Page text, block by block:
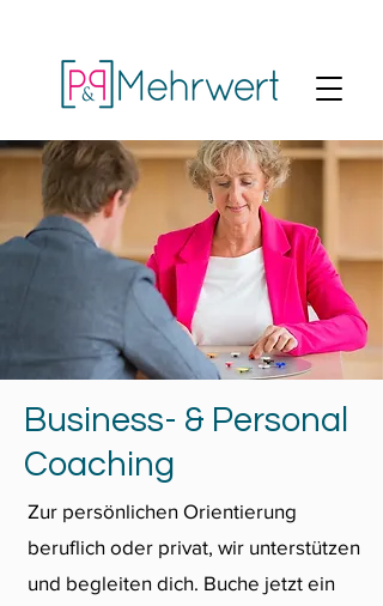
Business- & Personal
Coaching
Zur persönlichen Orientierung
beruflich oder privat, wir unterstützen
und begleiten dich. Buche jetzt ein